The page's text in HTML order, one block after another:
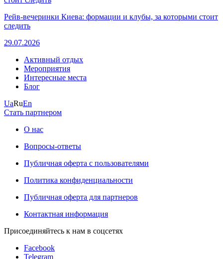
Рейв-вечеринки Киева: формации и клубы, за которыми стоит
следить
29.07.2026
Активный отдых
Мероприятия
Интересные места
Блог
UaRuEn
Стать партнером
О нас
Вопросы-ответы
Публичная оферта с пользователями
Политика конфиденциальности
Публичная оферта для партнеров
Контактная информация
Присоединяйтесь к нам в соцсетях
Facebook
Telegram